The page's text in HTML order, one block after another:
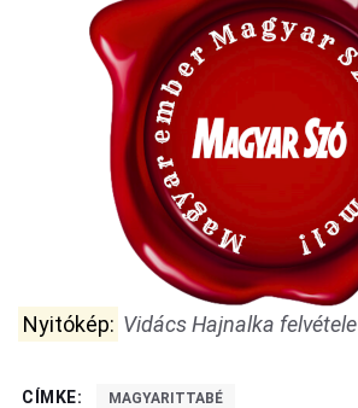
Nyitókép: Vidács Hajnalka felvétele
CÍMKE: MAGYARITTABÉ